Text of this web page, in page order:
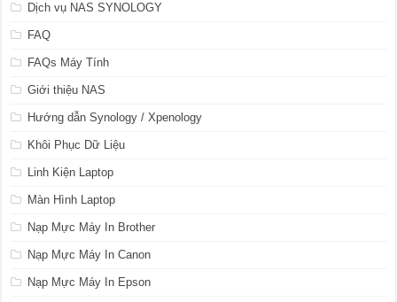
Dịch vụ NAS SYNOLOGY
FAQ
FAQs Máy Tính
Giới thiệu NAS
Hướng dẫn Synology / Xpenology
Khôi Phục Dữ Liệu
Linh Kiện Laptop
Màn Hình Laptop
Nạp Mực Máy In Brother
Nạp Mực Máy In Canon
Nạp Mực Máy In Epson